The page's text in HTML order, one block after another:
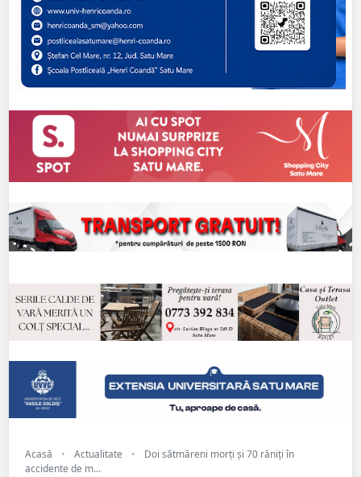
Acasă • Actualitate •
Doi sătmăreni morți și 70 răniți în
accidente de m...